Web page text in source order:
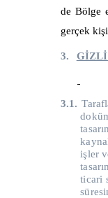
de Bölge
gerçek
3. GİZLİ
3.1.
işler
ticari